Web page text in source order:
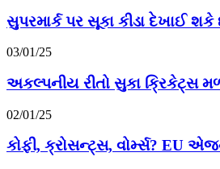
સુપરમાર્ક પર સૂકા કીડા દેખાઈ શકે
03/01/25
અકલ્પનીય રીતો સુકા ક્રિકેટ્સ
02/01/25
કોફી, ક્રોસન્ટ્સ, વોર્મ્સ? EU